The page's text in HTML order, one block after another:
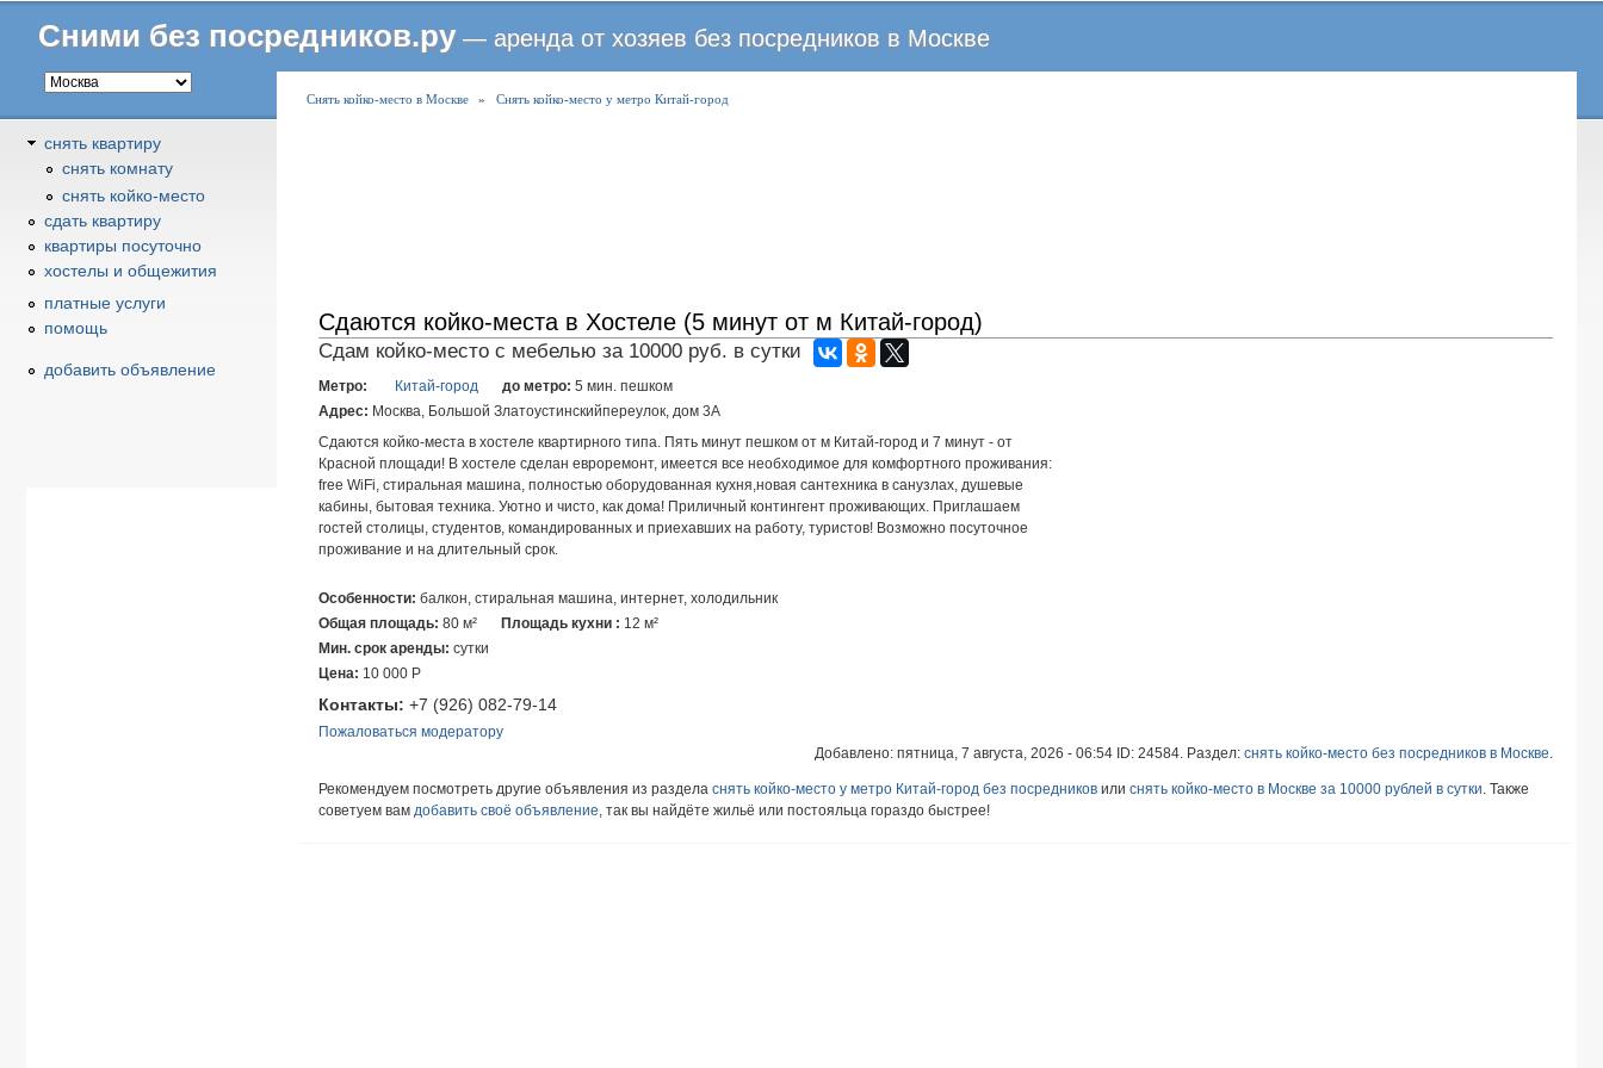
к
основному
содержанию
Сними без посредников.ру — аренда от хозяев без посредников в Москве
В
Снять койко-место в Москве » Снять койко-место у метро Китай-город
Сдаются койко-места в Хостеле (5 минут от м Китай-город)
Сдам койко-место с мебелью за 10000 руб. в сутки
Метро: Китай-город до метро: 5 мин. пешком
Адрес: Москва, Большой Златоустинскийпереулок, дом 3А
Сдаются койко-места в хостеле квартирного типа. Пять минут пешком от м Китай-город и 7 минут - от
Красной площади! В хостеле сделан евроремонт, имеется все необходимое для комфортного проживания:
free WiFi, стиральная машина, полностью оборудованная кухня,новая сантехника в санузлах, душевые
кабины, бытовая техника. Уютно и чисто, как дома! Приличный контингент проживающих. Приглашаем
гостей столицы, студентов, командированных и приехавших на работу, туристов! Возможно посуточное
проживание и на длительный срок.
Особенности: балкон, стиральная машина, интернет, холодильник
Общая площадь: 80 м² Площадь кухни : 12 м²
Мин. срок аренды: сутки
Цена: 10 000 Р
Контакты: +7 (926) 082-79-14
Пожаловаться модератору
Добавлено: пятница, 7 августа, 2026 - 06:54 ID: 24584. Раздел: снять койко-место без посредников в Москве.
Рекомендуем посмотреть другие объявления из раздела снять койко-место у метро Китай-город без посредников или снять койко-место в Москве за 10000 рублей в сутки. Также
советуем вам добавить своё объявление, так вы найдёте жильё или постояльца гораздо быстрее!
снять квартиру
снять комнату
снять койко-место
cдать квартиру
квартиры посуточно
хостелы и общежития
платные услуги
помощь
добавить объявление